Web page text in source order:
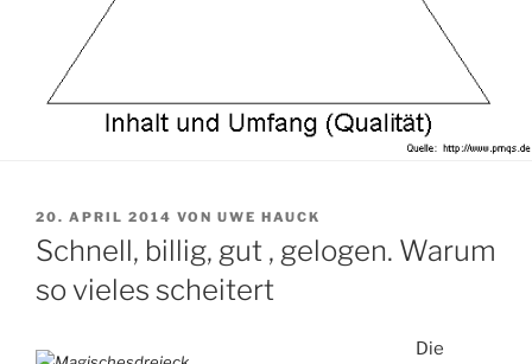
VERÖFFENTLICHT
AM
20. APRIL 2014 VON UWE HAUCK
Schnell, billig, gut , gelogen. Warum
so vieles scheitert
Die